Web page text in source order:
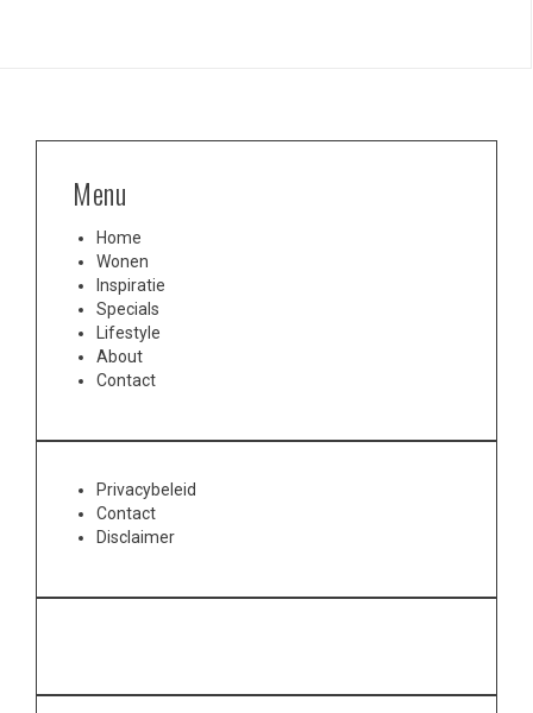
Menu
Home
Wonen
Inspiratie
Specials
Lifestyle
About
Contact
Privacybeleid
Contact
Disclaimer